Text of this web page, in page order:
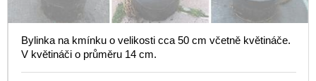
Bylinka na kmínku o velikosti cca 50 cm včetně květináče.
V květináči o průměru 14 cm.